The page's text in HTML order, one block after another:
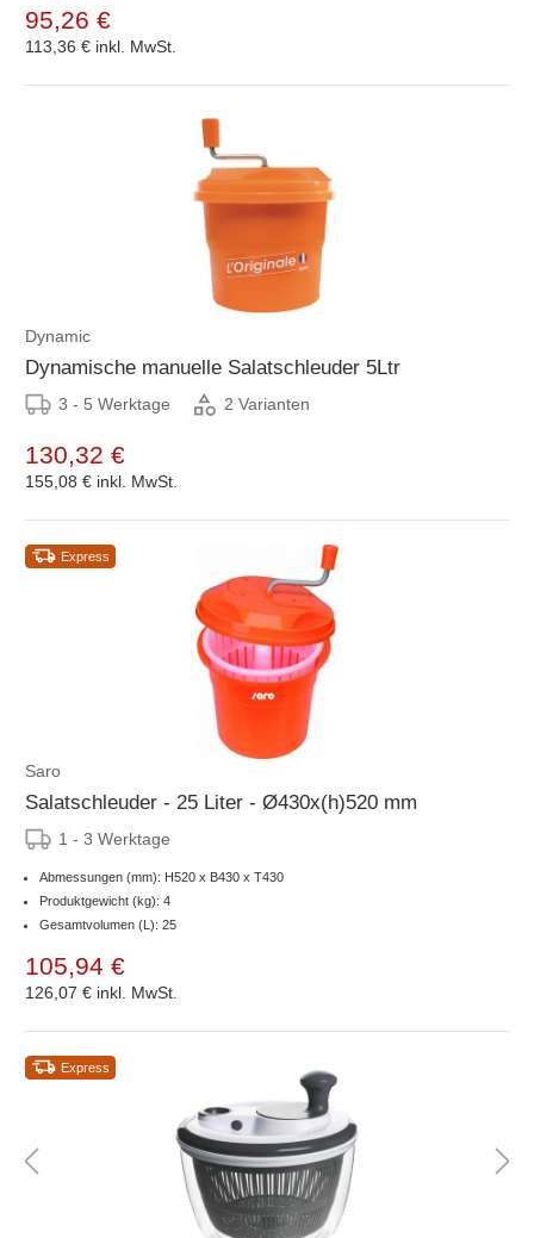
95,26 €
113,36 € inkl. MwSt.
Dynamic
Dynamische manuelle Salatschleuder 5Ltr
3 - 5 Werktage 2 Varianten
130,32 €
155,08 € inkl. MwSt.
Express
Saro
Salatschleuder - 25 Liter - Ø430x(h)520 mm
1 - 3 Werktage
Abmessungen (mm): H520 x B430 x T430
Produktgewicht (kg): 4
Gesamtvolumen (L): 25
105,94 €
126,07 € inkl. MwSt.
Express